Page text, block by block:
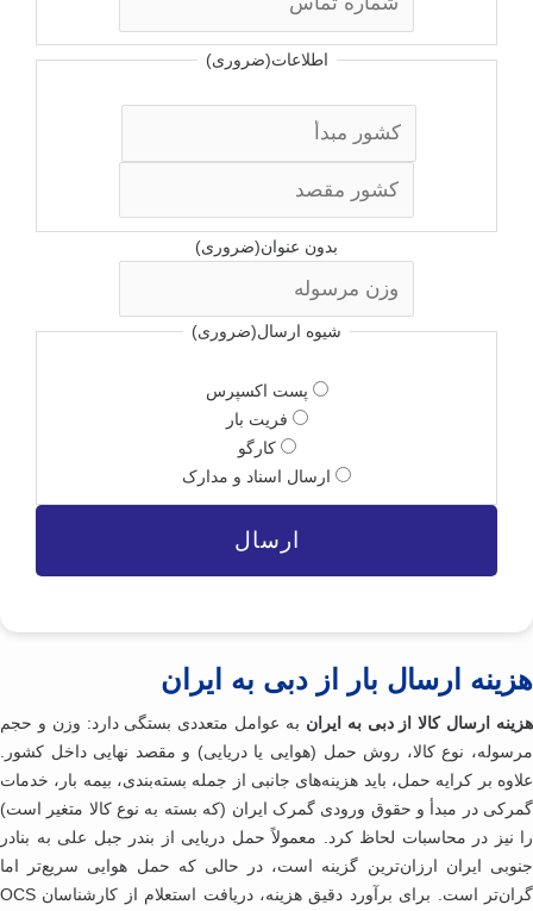
نر
ن
اطلاعات(ضروری)
نر
ی
بدون عنوان(ضروری)
شیوه ارسال(ضروری)
پست اکسپرس
فریت بار
کارگو
ارسال اسناد و مدارک
ارسال بار از دبی به ایران
ارسال کالا از دبی به ایران به عوامل متعددی بستگی دارد: وزن و حجم
نوع کالا، روش حمل (هوایی یا دریایی) و مقصد نهایی داخل کشور.
بر کرایه حمل، باید هزینه‌های جانبی از جمله بسته‌بندی، بیمه بار، خدمات
در مبدأ و حقوق ورودی گمرک ایران (که بسته به نوع کالا متغیر است)
نیز در محاسبات لحاظ کرد. معمولاً حمل دریایی از بندر جبل علی به بنادر
ایران ارزان‌ترین گزینه است، در حالی که حمل هوایی سریع‌تر اما
گران‌تر است. برای برآورد دقیق هزینه، دریافت استعلام از کارشناسان OCS